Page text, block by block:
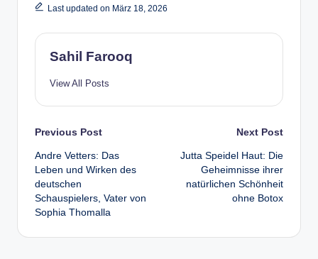
Last updated on März 18, 2026
Sahil Farooq
View All Posts
Post
navigation
Previous Post
Andre Vetters: Das
Leben und Wirken des
deutschen
Schauspielers, Vater von
Sophia Thomalla
Next Post
Jutta Speidel Haut: Die
Geheimnisse ihrer
natürlichen Schönheit
ohne Botox